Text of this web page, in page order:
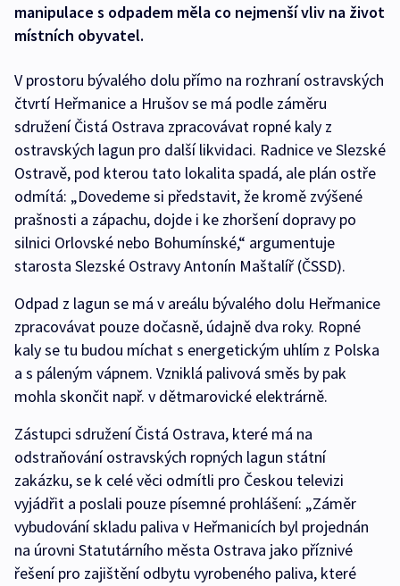
manipulace s odpadem měla co nejmenší vliv na život
místních obyvatel.
V prostoru bývalého dolu přímo na rozhraní ostravských
čtvrtí Heřmanice a Hrušov se má podle záměru
sdružení Čistá Ostrava zpracovávat ropné kaly z
ostravských lagun pro další likvidaci. Radnice ve Slezské
Ostravě, pod kterou tato lokalita spadá, ale plán ostře
odmítá: „Dovedeme si představit, že kromě zvýšené
prašnosti a zápachu, dojde i ke zhoršení dopravy po
silnici Orlovské nebo Bohumínské,“ argumentuje
starosta Slezské Ostravy Antonín Maštalíř (ČSSD).
Odpad z lagun se má v areálu bývalého dolu Heřmanice
zpracovávat pouze dočasně, údajně dva roky. Ropné
kaly se tu budou míchat s energetickým uhlím z Polska
a s páleným vápnem. Vzniklá palivová směs by pak
mohla skončit např. v dětmarovické elektrárně.
Zástupci sdružení Čistá Ostrava, které má na
odstraňování ostravských ropných lagun státní
zakázku, se k celé věci odmítli pro Českou televizi
vyjádřit a poslali pouze písemné prohlášení: „Záměr
vybudování skladu paliva v Heřmanicích byl projednán
na úrovni Statutárního města Ostrava jako příznivé
řešení pro zajištění odbytu vyrobeného paliva, které